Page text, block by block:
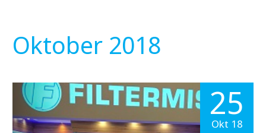
Oktober 2018
25
Okt 18